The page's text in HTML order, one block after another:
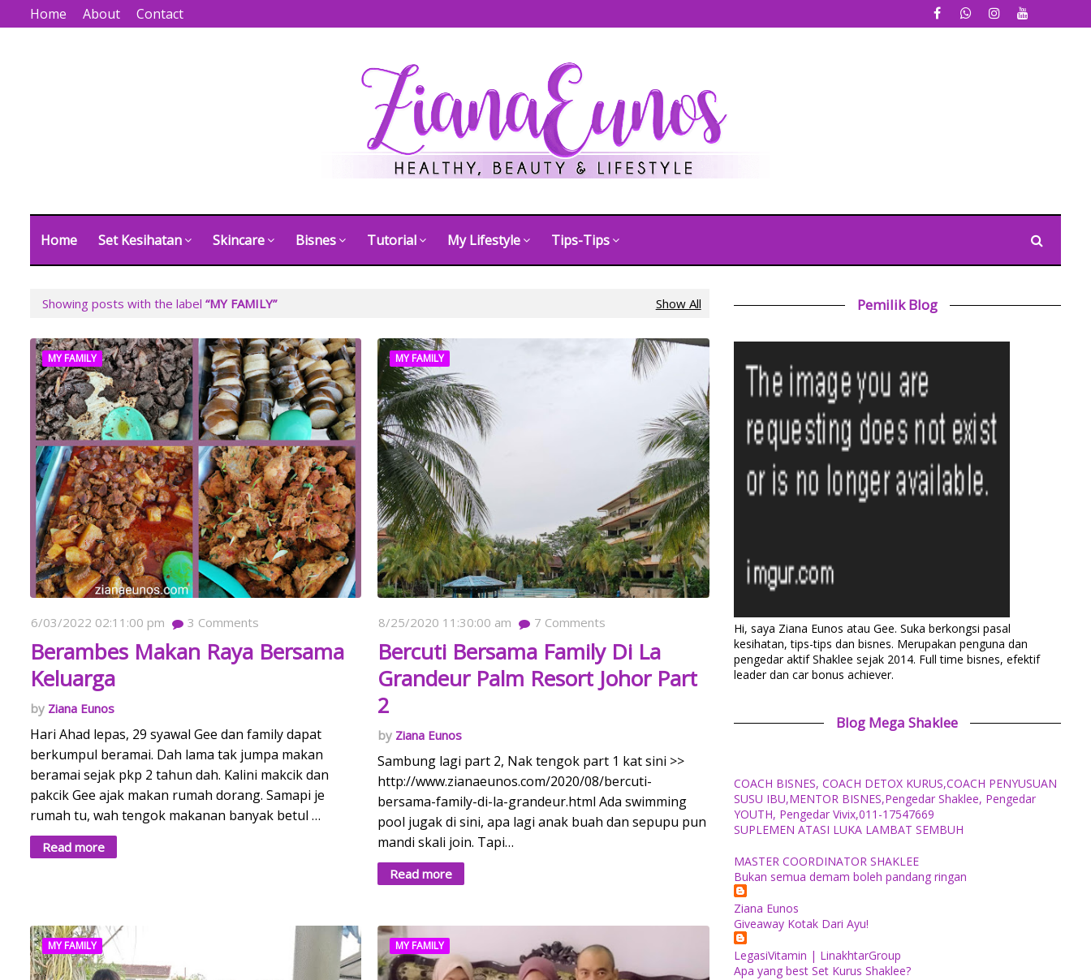
Home About Contact
Home Set Kesihatan Skincare Bisnes Tutorial My Lifestyle Tips-Tips
Showing posts with the label MY FAMILY Show All
MY FAMILY
6/03/2022 02:11:00 pm 3 Comments
Berambes Makan Raya Bersama
Keluarga
Ziana Eunos
Hari Ahad lepas, 29 syawal Gee dan family dapat
berkumpul beramai. Dah lama tak jumpa makan
beramai sejak pkp 2 tahun dah. Kalini makcik dan
pakcik Gee ajak makan rumah dorang. Samapi je
rumah tu, wah tengok makanan banyak betul …
Read more
MY FAMILY
8/25/2020 11:30:00 am 7 Comments
Bercuti Bersama Family Di La
Grandeur Palm Resort Johor Part
2
Ziana Eunos
Sambung lagi part 2, Nak tengok part 1 kat sini >>
http://www.zianaeunos.com/2020/08/bercuti-
bersama-family-di-la-grandeur.html Ada swimming
pool jugak di sini, apa lagi anak buah dan sepupu pun
mandi skali join. Tapi…
Read more
MY FAMILY MY FAMILY
Pemilik Blog
Hi, saya Ziana Eunos atau Gee. Suka berkongsi pasal
kesihatan, tips-tips dan bisnes. Merupakan penguna dan
pengedar aktif Shaklee sejak 2014. Full time bisnes, efektif
leader dan car bonus achiever.
Blog Mega Shaklee
COACH BISNES, COACH DETOX KURUS,COACH PENYUSUAN
SUSU IBU,MENTOR BISNES,Pengedar Shaklee, Pengedar
YOUTH, Pengedar Vivix,011-17547669
SUPLEMEN ATASI LUKA LAMBAT SEMBUH
MASTER COORDINATOR SHAKLEE
Bukan semua demam boleh pandang ringan
Ziana Eunos
Giveaway Kotak Dari Ayu!
LegasiVitamin | LinakhtarGroup
Apa yang best Set Kurus Shaklee?